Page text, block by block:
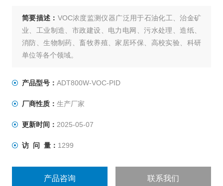
简要描述： VOC浓度监测仪器广泛用于石油化工、治金矿
业、工业制造、市政建设、电力电网、污水处理、造纸、
消防、生物制药、畜牧养殖、家居环保、高校实验、科研
单位等各个领域。
产品型号： ADT800W-VOC-PID
厂商性质： 生产厂家
更新时间： 2025-05-07
访 问 量： 1299
产品咨询 联系我们